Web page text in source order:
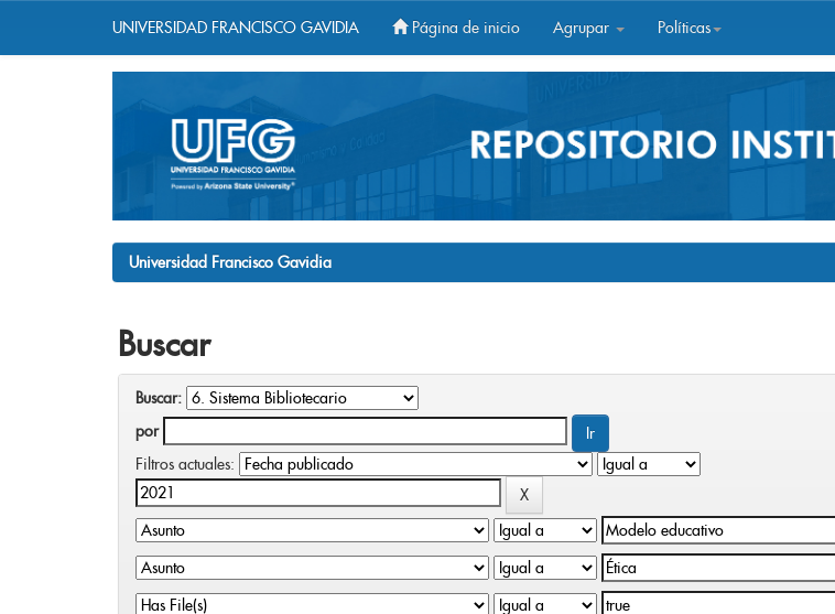
UNIVERSIDAD FRANCISCO GAVIDIA Página de inicio Agrupar Políticas
Universidad Francisco Gavidia
Buscar
Buscar:
por
Filtros actuales: